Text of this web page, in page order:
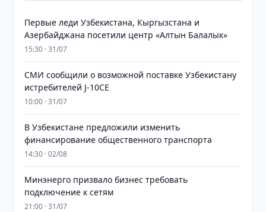
Первые леди Узбекистана, Кыргызстана и
Азербайджана посетили центр «Алтын Балалык»
15:30 · 31/07
СМИ сообщили о возможной поставке Узбекистану
истребителей J-10CE
10:00 · 31/07
В Узбекистане предложили изменить
финансирование общественного транспорта
14:30 · 02/08
Минэнерго призвало бизнес требовать
подключение к сетям
21:00 · 31/07